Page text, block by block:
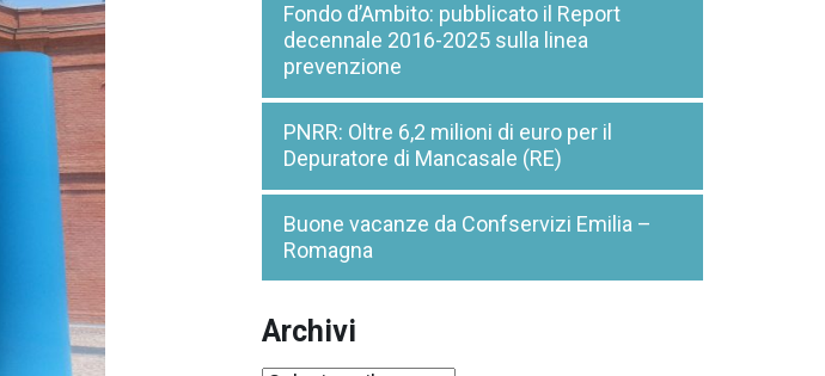
Fondo d’Ambito: pubblicato il Report
decennale 2016-2025 sulla linea
prevenzione
PNRR: Oltre 6,2 milioni di euro per il
Depuratore di Mancasale (RE)
Buone vacanze da Confservizi Emilia –
Romagna
Archivi